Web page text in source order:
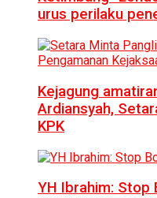
urus perilaku
Kejagung
Ardiansyah,
KPK
YH Ibrahim: Stop